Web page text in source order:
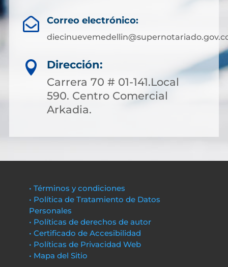
 Correo electrónico:

Dirección:
Carrera 70 # 01-141.Local
590. Centro Comercial
Arkadia.
• Términos y condiciones
• Política de Tratamiento de Datos
Personales
• Políticas de derechos de autor
• Certificado de Accesibilidad
• Políticas de Privacidad Web
• Mapa del Sitio